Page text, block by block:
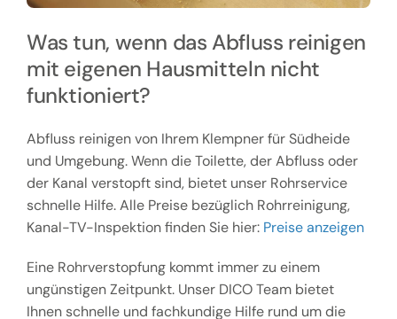
Was tun, wenn das Abfluss reinigen
mit eigenen Hausmitteln nicht
funktioniert?
Abfluss reinigen von Ihrem Klempner für Südheide
und Umgebung. Wenn die Toilette, der Abfluss oder
der Kanal verstopft sind, bietet unser Rohrservice
schnelle Hilfe. Alle Preise bezüglich Rohrreinigung,
Kanal-TV-Inspektion finden Sie hier: Preise anzeigen
Eine Rohrverstopfung kommt immer zu einem
ungünstigen Zeitpunkt. Unser DICO Team bietet
Ihnen schnelle und fachkundige Hilfe rund um die